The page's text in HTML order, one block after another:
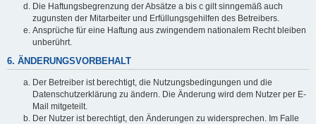
Die Haftungsbegrenzung der Absätze a bis c gilt sinngemäß auch
zugunsten der Mitarbeiter und Erfüllungsgehilfen des Betreibers.
Ansprüche für eine Haftung aus zwingendem nationalem Recht bleiben
unberührt.
6. ÄNDERUNGSVORBEHALT
Der Betreiber ist berechtigt, die Nutzungsbedingungen und die
Datenschutzerklärung zu ändern. Die Änderung wird dem Nutzer per E-
Mail mitgeteilt.
Der Nutzer ist berechtigt, den Änderungen zu widersprechen. Im Falle